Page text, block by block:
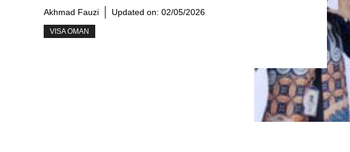
Akhmad Fauzi Updated on: 02/05/2026
VISA OMAN